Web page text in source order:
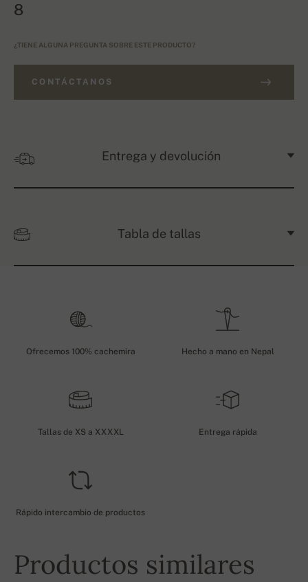
8
¿TIENE ALGUNA PREGUNTA SOBRE ESTE PRODUCTO?
CONTÁCTANOS
Entrega y devolución
Tabla de tallas
Ofrecemos 100% cachemira Hecho a mano en Nepal
Tallas de XS a XXXXL Entrega rápida
Rápido intercambio de productos
Productos similares